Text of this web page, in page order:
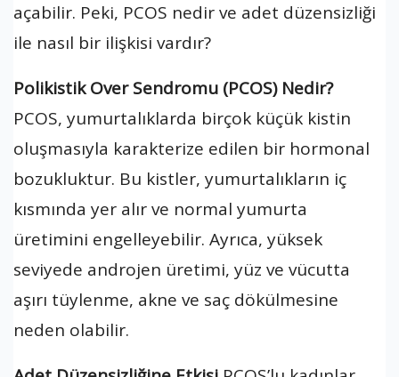
açabilir. Peki, PCOS nedir ve adet düzensizliği
ile nasıl bir ilişkisi vardır?
Polikistik Over Sendromu (PCOS) Nedir?
PCOS, yumurtalıklarda birçok küçük kistin
oluşmasıyla karakterize edilen bir hormonal
bozukluktur. Bu kistler, yumurtalıkların iç
kısmında yer alır ve normal yumurta
üretimini engelleyebilir. Ayrıca, yüksek
seviyede androjen üretimi, yüz ve vücutta
aşırı tüylenme, akne ve saç dökülmesine
neden olabilir.